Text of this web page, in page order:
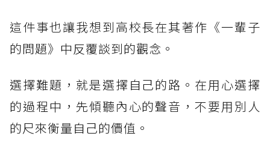
這件事也讓我想到高校長在其著作《一輩子
的問題》中反覆談到的觀念。
選擇難題，就是選擇自己的路。在用心選擇
的過程中，先傾聽內心的聲音，不要用別人
的尺來衡量自己的價值。